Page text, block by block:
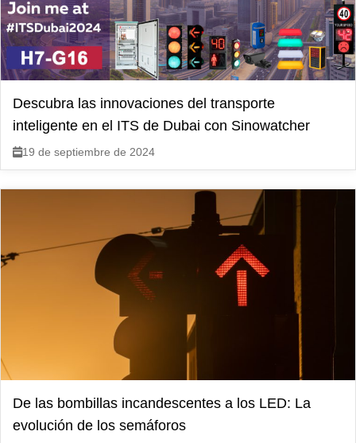
Descubra las innovaciones del transporte
inteligente en el ITS de Dubai con Sinowatcher
19 de septiembre de 2024
De las bombillas incandescentes a los LED: La
evolución de los semáforos